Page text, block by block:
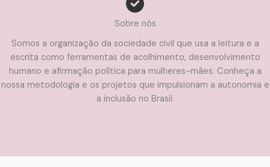
Sobre nós
Somos a organização da sociedade civil que usa a leitura e a
escrita como ferramentas de acolhimento, desenvolvimento
humano e afirmação política para mulheres-mães. Conheça a
nossa metodologia e os projetos que impulsionam a autonomia e
a inclusão no Brasil.